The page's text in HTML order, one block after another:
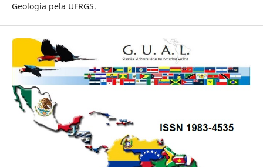
Geologia pela UFRGS.